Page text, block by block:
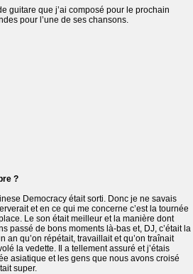
guitare que j’ai composé pour le prochain
pour l’une de ses chansons.
?
Democracy était sorti. Donc je ne savais
et en ce qui me concerne c’est la tournée
Le son était meilleur et la manière dont
passé de bons moments là-bas et, DJ, c’était la
an qu’on répétait, travaillait et qu’on traînait
la vedette. Il a tellement assuré et j’étais
asiatique et les gens que nous avons croisé
super.